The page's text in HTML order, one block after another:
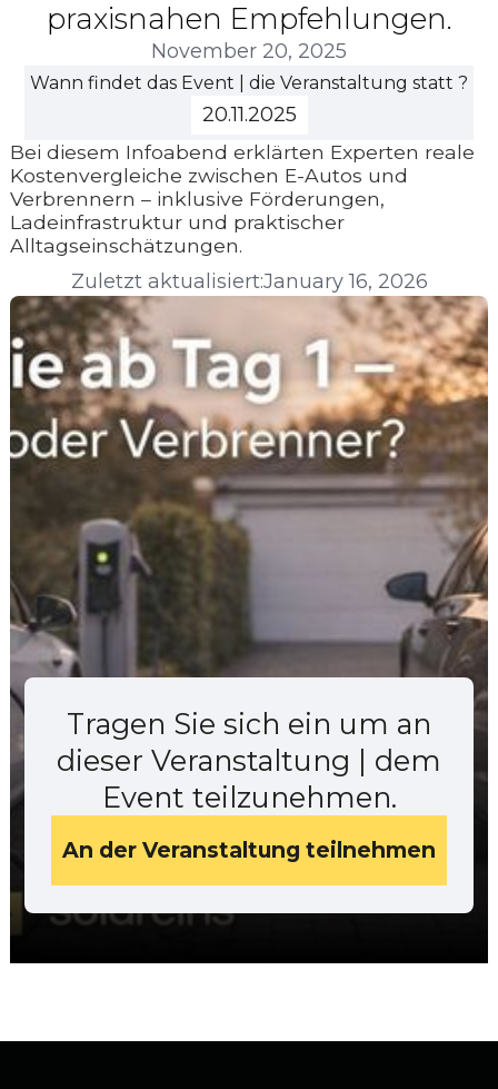
praxisnahen Empfehlungen.
November 20, 2025
Wann findet das Event | die Veranstaltung statt ?
20.11.2025
Bei diesem Infoabend erklärten Experten reale
Kostenvergleiche zwischen E-Autos und
Verbrennern – inklusive Förderungen,
Ladeinfrastruktur und praktischer
Alltagseinschätzungen.
Zuletzt aktualisiert:January 16, 2026
Tragen Sie sich ein um an
dieser Veranstaltung | dem
Event teilzunehmen.
An der Veranstaltung teilnehmen